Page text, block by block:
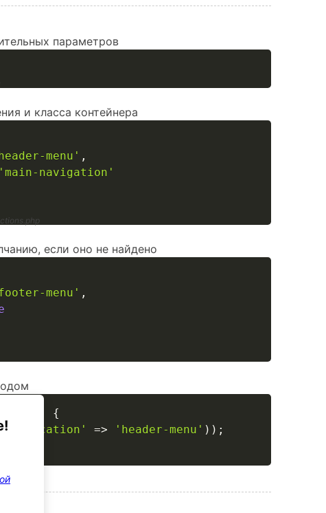
параметров
и класса контейнера
menu' ,
'main-navigation'
если оно не найдено
menu' ,
{
=> 'header-menu' ) ) ;